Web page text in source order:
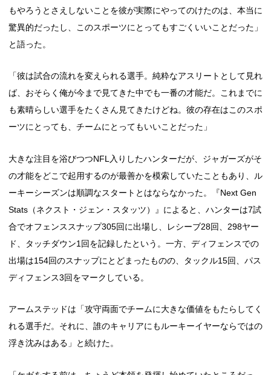
もやろうとさえしないことを彼が実際にやってのけたのは、本当に
驚異的だったし、このスポーツにとってもすごくいいことだった」
と語った。
「彼は試合の流れを変えられる選手。純粋なアスリートとして見れ
ば、おそらく俺が今まで見てきた中でも一番の才能だ。これまでに
も素晴らしい選手をたくさん見てきたけどね。彼の存在はこのスポ
ーツにとっても、チームにとってもいいことだった」
大きな注目を浴びつつNFL入りしたハンターだが、ジャガーズがそ
の才能をどこで起用するのが最善かを模索していたこともあり、ル
ーキーシーズンは順調なスタートとはならなかった。『Next Gen
Stats（ネクスト・ジェン・スタッツ）』によると、ハンターは7試
合でオフェンススナップ305回に出場し、レシーブ28回、298ヤー
ド、タッチダウン1回を記録したという。一方、ディフェンスでの
出場は154回のスナップにとどまったものの、タックル15回、パス
ディフェンス3回をマークしている。
アームステッドは「攻守両面でチームに大きな価値をもたらしてく
れる選手だ。それに、誰のキャリアにもルーキーイヤーならではの
浮き沈みはある」と続けた。